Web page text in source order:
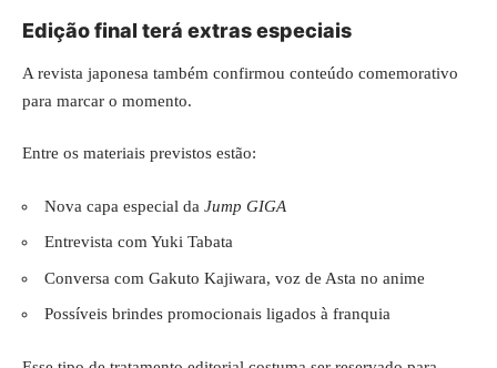
Edição final terá extras especiais
A revista japonesa também confirmou conteúdo comemorativo
para marcar o momento.
Entre os materiais previstos estão:
Nova capa especial da Jump GIGA
Entrevista com Yuki Tabata
Conversa com Gakuto Kajiwara, voz de Asta no anime
Possíveis brindes promocionais ligados à franquia